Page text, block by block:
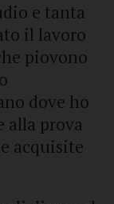
e tanta
il lavoro
piovono
dove ho
alla prova
acquisite